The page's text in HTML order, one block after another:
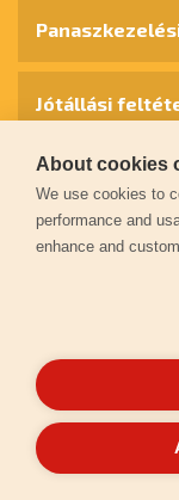
© 2026
Jótállási
Személyes
Kapcsolat
Garancia
About cookies
We use cookies to
performance and
enhance and